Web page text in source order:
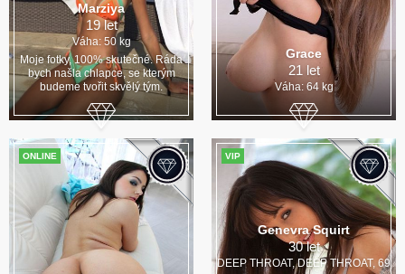
Marziya
19 let
Váha: 50 kg
Moje fotky, 100% skutečné. Ráda
bych našla chlapce, se kterým
budeme tvořit skvělý tým.
Grace
21 let
Váha: 64 kg
ONLINE VIP
Genevra Squirt
30 let
DEEP THROAT, DEEP THROAT, 69